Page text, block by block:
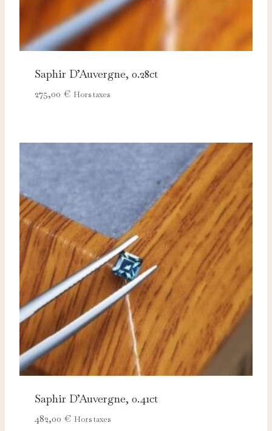
Saphir D’Auvergne, 0.28ct
275,00 € Hors taxes
Saphir D’Auvergne, 0.41ct
482,00 € Hors taxes